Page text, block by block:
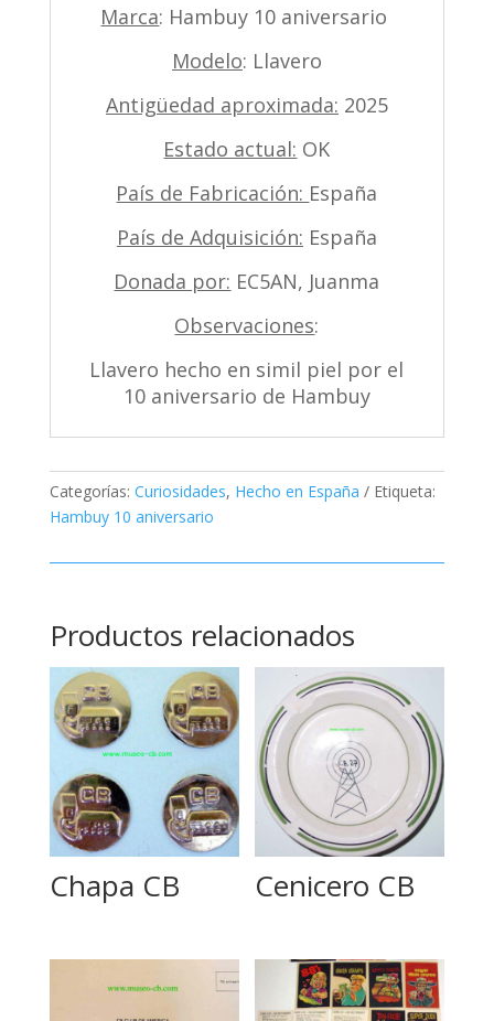
Marca: Hambuy 10 aniversario
Modelo: Llavero
Antigüedad aproximada: 2025
Estado actual: OK
País de Fabricación: España
País de Adquisición: España
Donada por: EC5AN, Juanma
Observaciones:
Llavero hecho en simil piel por el
10 aniversario de Hambuy
Categorías: Curiosidades, Hecho en España
Etiqueta:
Hambuy 10 aniversario
Productos relacionados
Chapa CB Cenicero CB